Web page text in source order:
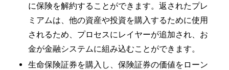
に保険を解約することができます。返されたプレ
ミアムは、他の資産や投資を購入するために使用
されるため、プロセスにレイヤーが追加され、お
金が金融システムに組み込むことができます。
生命保険証券を購入し、保険証券の価値をローン